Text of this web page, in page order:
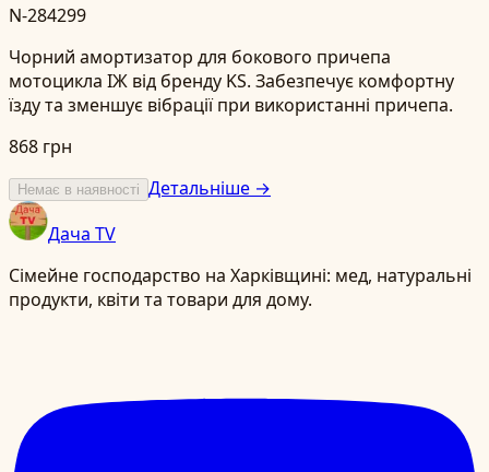
N-284299
Чорний амортизатор для бокового причепа
мотоцикла ІЖ від бренду KS. Забезпечує комфортну
їзду та зменшує вібрації при використанні причепа.
868 грн
Немає в наявності Детальніше →
Дача TV
Сімейне господарство на Харківщині: мед, натуральні
продукти, квіти та товари для дому.